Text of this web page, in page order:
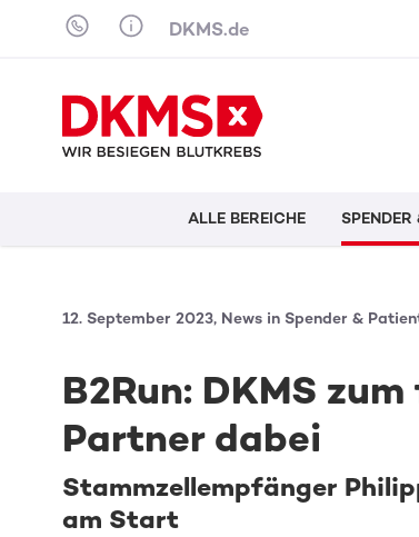
Skip to content
DKMS.de
ALLE BEREICHE SPENDER
12. September 2023, News in Spender &
B2Run: DKMS
Partner dabei
Stammzellempfänger
am Start